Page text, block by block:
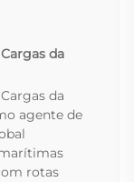
da
da
agente de
rotas